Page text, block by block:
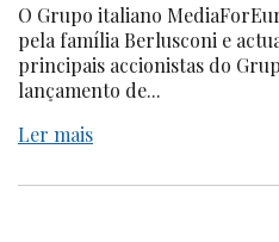
O Grupo italiano
pela família Berlusconi e
principais accionistas do
lançamento de...
Ler mais